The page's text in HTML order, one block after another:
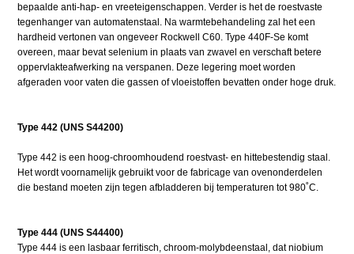
bepaalde anti-hap- en vreeteigenschappen. Verder is het de roestvaste
tegenhanger van automatenstaal. Na warmtebehandeling zal het een
hardheid vertonen van ongeveer Rockwell C60. Type 440F-Se komt
overeen, maar bevat selenium in plaats van zwavel en verschaft betere
oppervlakteafwerking na verspanen. Deze legering moet worden
afgeraden voor vaten die gassen of vloeistoffen bevatten onder hoge druk.
Type 442 (UNS S44200)
Type 442 is een hoog-chroomhoudend roestvast- en hittebestendig staal.
Het wordt voornamelijk gebruikt voor de fabricage van ovenonderdelen
die bestand moeten zijn tegen afbladderen bij temperaturen tot 980˚C.
Type 444 (UNS S44400)
Type 444 is een lasbaar ferritisch, chroom-molybdeenstaal, dat niobium